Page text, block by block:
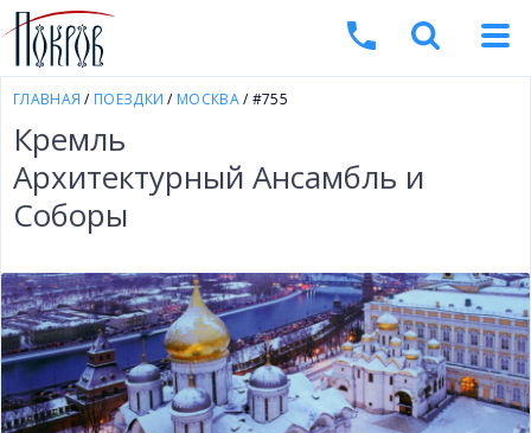
ГЛАВНАЯ / ПОЕЗДКИ / МОСКВА/ #755
Кремль
Архитектурный Ансамбль и
Соборы